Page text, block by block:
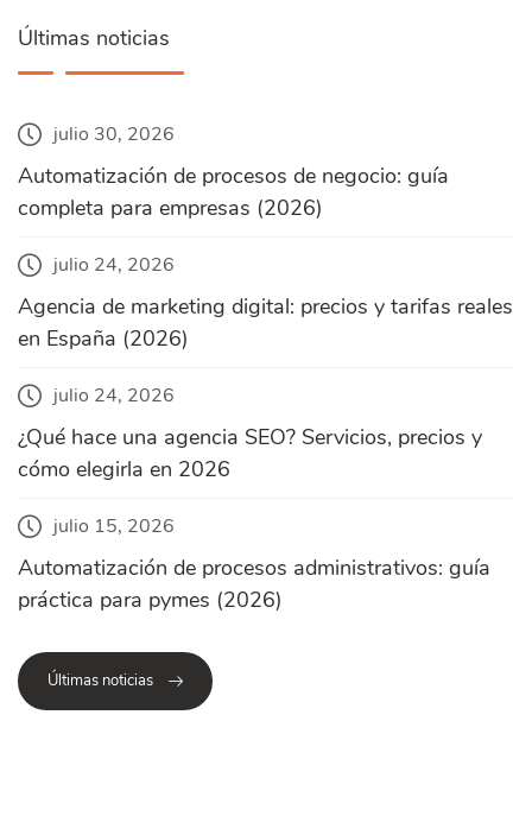
Últimas noticias
julio 30, 2026
Automatización de procesos de negocio: guía
completa para empresas (2026)
julio 24, 2026
Agencia de marketing digital: precios y tarifas reales
en España (2026)
julio 24, 2026
¿Qué hace una agencia SEO? Servicios, precios y
cómo elegirla en 2026
julio 15, 2026
Automatización de procesos administrativos: guía
práctica para pymes (2026)
Últimas noticias